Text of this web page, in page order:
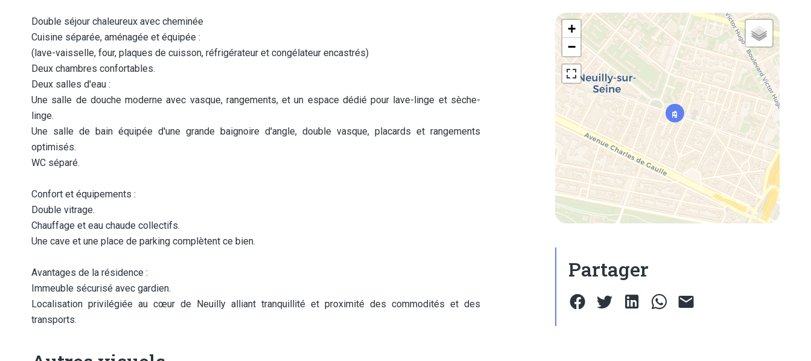
Double séjour chaleureux avec cheminée
Cuisine séparée, aménagée et équipée :
(lave-vaisselle, four, plaques de cuisson, réfrigérateur et congélateur encastrés)
Deux chambres confortables.
Deux salles d'eau :
Une salle de douche moderne avec vasque, rangements, et un espace dédié pour lave-linge et sèche-
linge.
Une salle de bain équipée d'une grande baignoire d'angle, double vasque, placards et rangements
optimisés.
WC séparé.
Confort et équipements :
Double vitrage.
Chauffage et eau chaude collectifs.
Une cave et une place de parking complètent ce bien.
Avantages de la résidence :
Immeuble sécurisé avec gardien.
Localisation privilégiée au cœur de Neuilly alliant tranquillité et proximité des commodités et des
transports.
+
−
Partager